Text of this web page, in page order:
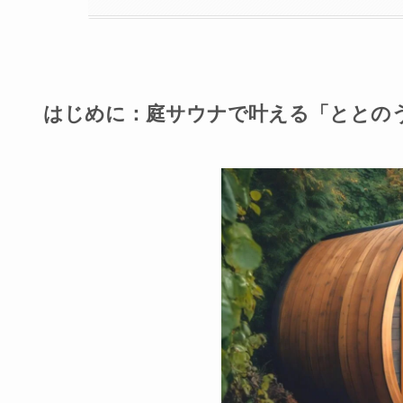
はじめに：庭サウナで叶える「ととの